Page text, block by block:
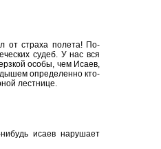
от страха полета! По-
судеб. У нас вся
особы, чем Исаев,
определенно кто-
лестнице.
исаев нарушает